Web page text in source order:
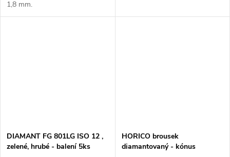
1,8 mm.
DIAMANT FG 801LG ISO 12 ,
zelené, hrubé - balení 5ks
HORICO brousek
diamantovaný - kónus